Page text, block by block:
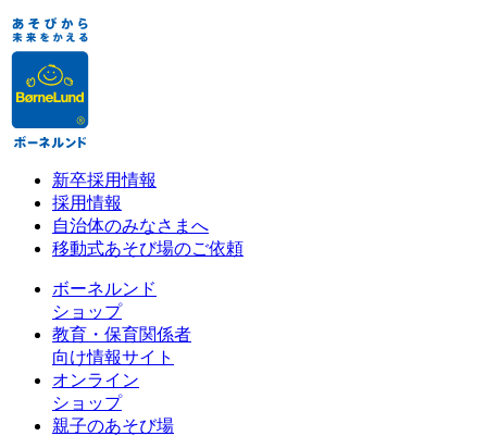
新卒採用情報
採用情報
自治体のみなさまへ
移動式あそび場のご依頼
ボーネルンド
ショップ
教育・保育関係者
向け情報サイト
オンライン
ショップ
親子のあそび場